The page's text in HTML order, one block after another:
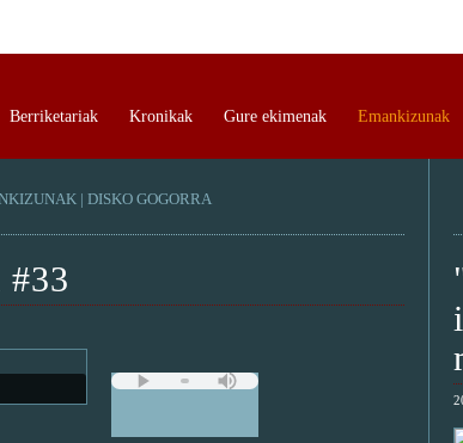
Berriketariak Kronikak Gure ekimenak Emankizunak
DISKO GOGORRA
#33